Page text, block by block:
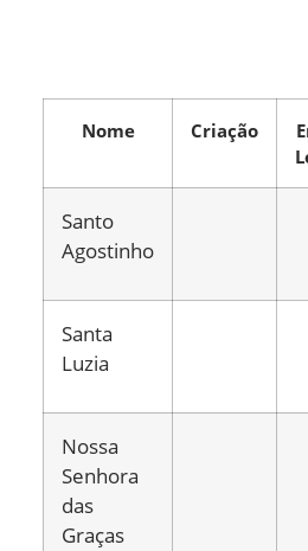
Nome Criação
Santo
Agostinho
Santa
Luzia
Nossa
Senhora
das
Graças